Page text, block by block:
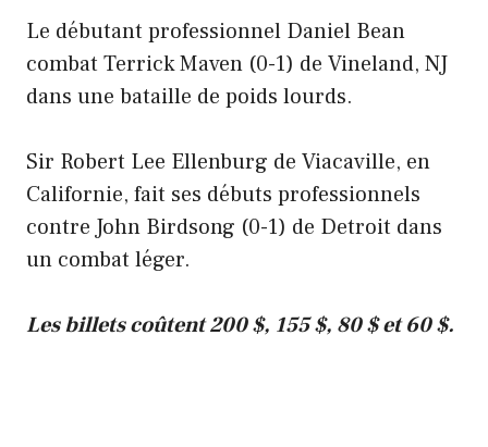
Le débutant professionnel Daniel Bean
combat Terrick Maven (0-1) de Vineland, NJ
dans une bataille de poids lourds.
Sir Robert Lee Ellenburg de Viacaville, en
Californie, fait ses débuts professionnels
contre John Birdsong (0-1) de Detroit dans
un combat léger.
Les billets coûtent 200 $, 155 $, 80 $ et 60 $.